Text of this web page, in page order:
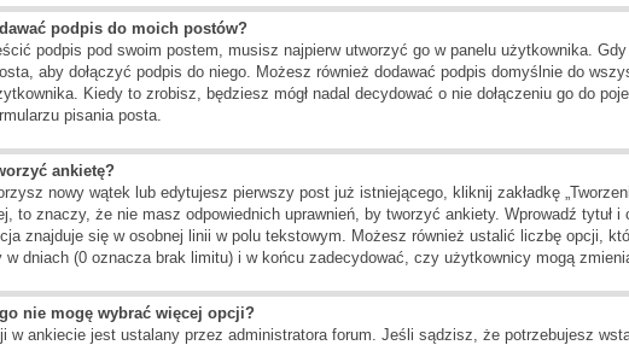
podpis do moich postów?
podpis pod swoim postem, musisz najpierw utworzyć go w panelu użytkownika.
aby dołączyć podpis do niego. Możesz również dodawać podpis domyślnie do
Kiedy to zrobisz, będziesz mógł nadal decydować o nie dołączeniu go do
pisania posta.
ankietę?
nowy wątek lub edytujesz pierwszy post już istniejącego, kliknij zakładkę
to znaczy, że nie masz odpowiednich uprawnień, by tworzyć ankiety. Wprowadź tytuł
znajduje się w osobnej linii w polu tekstowym. Możesz również ustalić liczbę opcji,
w dniach (0 oznacza brak limitu) i w końcu zadecydować, czy użytkownicy mogą
nie mogę wybrać więcej opcji?
w ankiecie jest ustalany przez administratora forum. Jeśli sądzisz, że potrzebujesz